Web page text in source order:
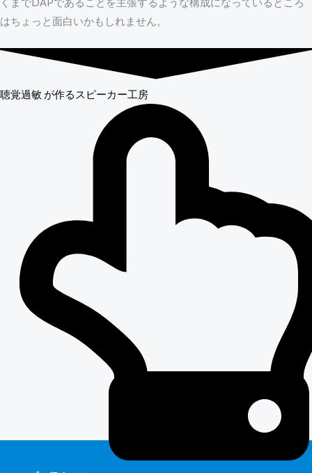
くまでDAPであることを主張するような構成になっているところ
はちょっと面白いかもしれません。
聴覚過敏 が作るスピーカー工房